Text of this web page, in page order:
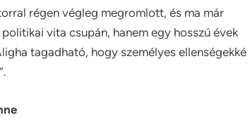
régen végleg megromlott, és ma már
vita csupán, hanem egy hosszú évek
tagadható, hogy személyes ellenségekké